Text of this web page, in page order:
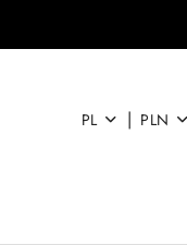
PL | PLN